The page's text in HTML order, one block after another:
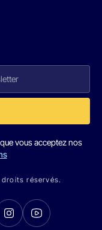
vous acceptez nos
réservés.